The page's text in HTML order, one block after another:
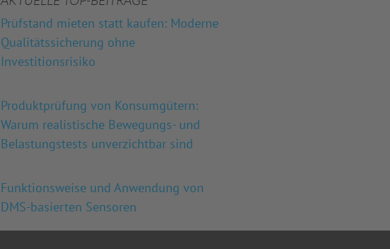
Prüfstand mieten statt kaufen: Moderne
Qualitätssicherung ohne
Investitionsrisiko
Produktprüfung von Konsumgütern:
Warum realistische Bewegungs- und
Belastungstests unverzichtbar sind
Funktionsweise und Anwendung von
DMS-basierten Sensoren